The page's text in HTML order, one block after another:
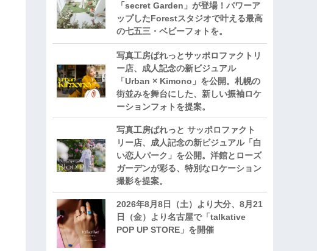
「secret Garden」が登場！パワーア
ップしたForestスタジオで叶える最高
の七五三・ベビーフォトを。
写真工房ぱれっとサッポロファクトリ
ー店、成人記念の新ビジュアル
「Urban × Kimono」を公開。札幌の
街並みを舞台にした、新しい振袖ロケ
ーションフォトを提案。
写真工房ぱれっと サッポロファクト
リー店、成人記念の新ビジュアル「白
い恋人パーク」を公開。洋館とローズ
ガーデンが彩る、特別なロケーション
撮影を提案。
2026年8月8日（土）より大分、8月21
日（金）より名古屋で「talkative
POP UP STORE」を開催